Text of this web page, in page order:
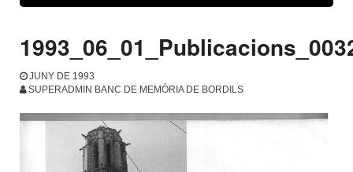
JUNY DE 1993
SUPERADMIN BANC DE MEMÒRIA DE BORDILS